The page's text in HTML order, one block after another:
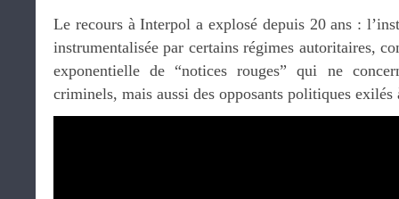
Le recours à Interpol a explosé depuis 20 ans :
instrumentalisée par certains régimes autoritaires,
exponentielle de “notices rouges” qui ne
criminels, mais aussi des opposants politiques exilés